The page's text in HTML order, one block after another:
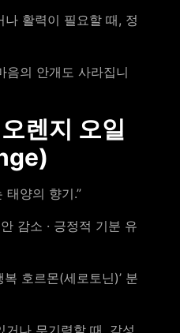
나 활력이 필요할 때, 정
음의 안개도 사라집니
렌지 오일
태양의 향기.”
감소 · 긍정적 기분 유
호르몬(세로토닌)’ 분